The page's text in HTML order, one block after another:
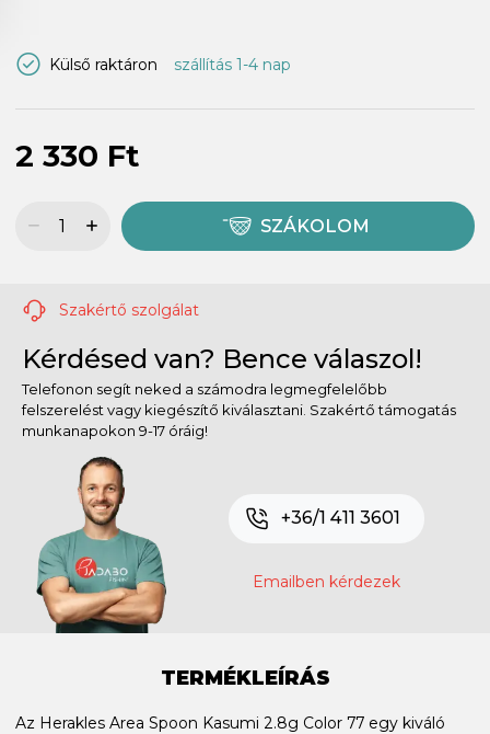
Külső raktáron szállítás 1-4 nap
2 330 Ft
SZÁKOLOM
Szakértő szolgálat
Kérdésed van? Bence válaszol!
Telefonon segít neked a számodra legmegfelelőbb
felszerelést vagy kiegészítő kiválasztani. Szakértő támogatás
munkanapokon 9-17 óráig!
+36/1 411 3601
Emailben kérdezek
TERMÉKLEÍRÁS
Az Herakles Area Spoon Kasumi 2.8g Color 77 egy kiváló